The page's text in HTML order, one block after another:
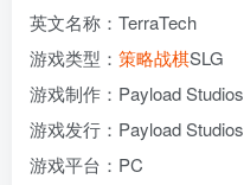
英文名称：TerraTech
游戏类型： 策略战棋SLG
游戏制作：Payload Studios
游戏发行：Payload Studios
游戏平台：PC